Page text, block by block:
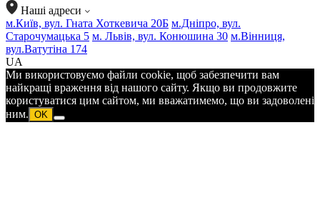
Наші адреси
м.Київ, вул. Гната Хоткевича 20Б м.Дніпро, вул.
Старочумацька 5 м. Львів, вул. Конюшина 30 м.Вінниця,
вул.Ватутіна 174
UA
Ми використовуємо файли cookie, щоб забезпечити вам
найкращі враження від нашого сайту. Якщо ви продовжите
користуватися цим сайтом, ми вважатимемо, що ви задоволені
ним. OK